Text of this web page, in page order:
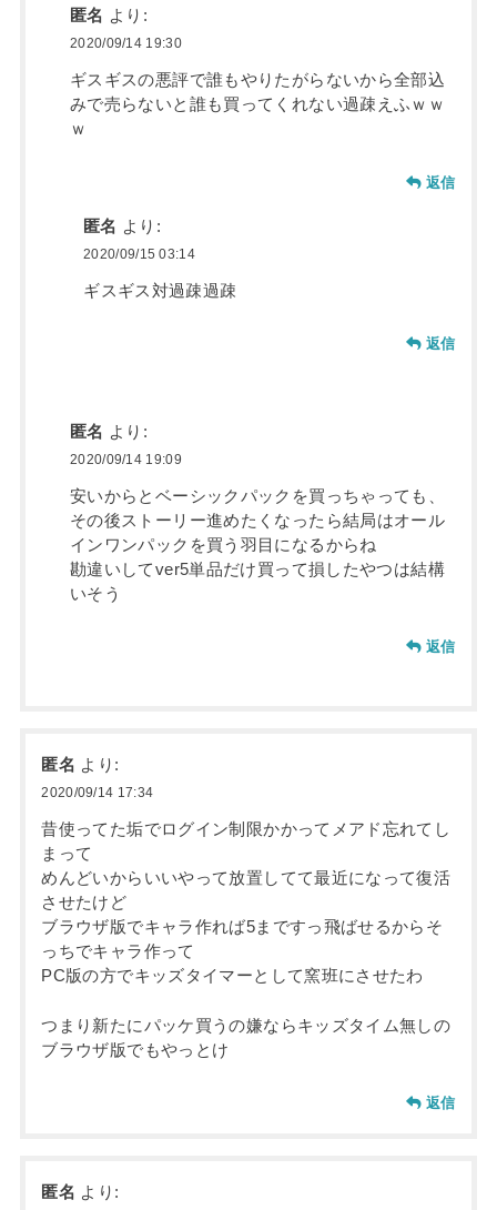
匿名 より:
2020/09/14 19:30
ギスギスの悪評で誰もやりたがらないから全部込
みで売らないと誰も買ってくれない過疎えふｗｗ
ｗ
返信
匿名 より:
2020/09/15 03:14
ギスギス対過疎過疎
返信
匿名 より:
2020/09/14 19:09
安いからとベーシックパックを買っちゃっても、
その後ストーリー進めたくなったら結局はオール
インワンパックを買う羽目になるからね
勘違いしてver5単品だけ買って損したやつは結構
いそう
返信
匿名 より:
2020/09/14 17:34
昔使ってた垢でログイン制限かかってメアド忘れてし
まって
めんどいからいいやって放置してて最近になって復活
させたけど
ブラウザ版でキャラ作れば5まですっ飛ばせるからそ
っちでキャラ作って
PC版の方でキッズタイマーとして窯班にさせたわ
つまり新たにパッケ買うの嫌ならキッズタイム無しの
ブラウザ版でもやっとけ
返信
匿名 より: